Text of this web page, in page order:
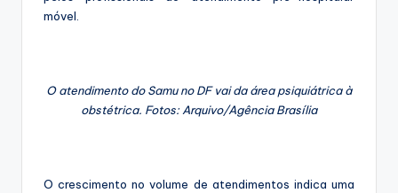
móvel.
O atendimento do Samu no DF vai da área psiquiátrica à
obstétrica. Fotos: Arquivo/Agência Brasília
O crescimento no volume de atendimentos indica uma